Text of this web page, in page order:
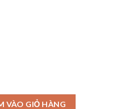
- Cảm biến quang Proximity plastic
VÀO GIỎ HÀNG